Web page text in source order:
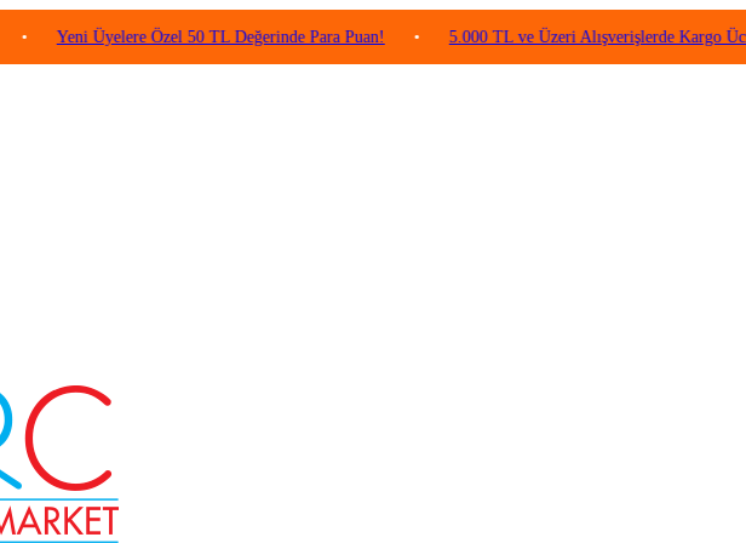
Yeni Üyelere Özel 50 TL Değerinde Para Puan! • 5.000 TL ve Üzeri Alışverişlerde Kargo Ücretsiz!